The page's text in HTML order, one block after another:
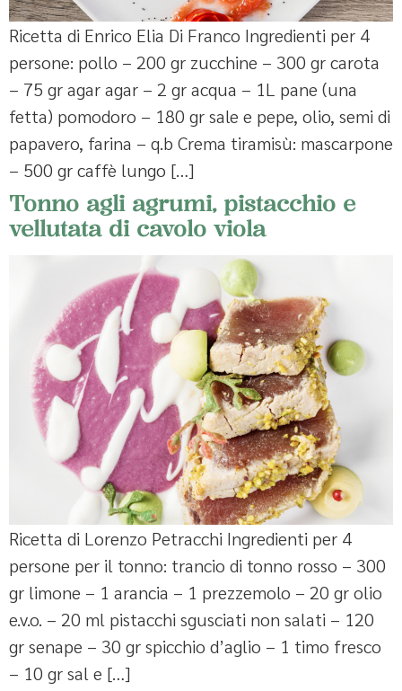
Ricetta di Enrico Elia Di Franco Ingredienti per 4
persone: pollo – 200 gr zucchine – 300 gr carota
– 75 gr agar agar – 2 gr acqua – 1L pane (una
fetta) pomodoro – 180 gr sale e pepe, olio, semi di
papavero, farina – q.b Crema tiramisù: mascarpone
– 500 gr caffè lungo […]
Tonno agli agrumi, pistacchio e
vellutata di cavolo viola
Ricetta di Lorenzo Petracchi Ingredienti per 4
persone per il tonno: trancio di tonno rosso – 300
gr limone – 1 arancia – 1 prezzemolo – 20 gr olio
e.v.o. – 20 ml pistacchi sgusciati non salati – 120
gr senape – 30 gr spicchio d’aglio – 1 timo fresco
– 10 gr sal e […]